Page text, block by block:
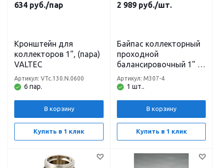
634 руб./пар
Кронштейн для
коллекторов 1", (пара)
VALTEC
6 пар.
Артикул: VTc.130.N.0600
В корзину
Купить в 1 клик
2 989 руб./шт.
Байпас коллекторный
проходной
балансировочный 1" с
перепускным клапаном
высота 210 мм TIM
1 шт..
Артикул: M307-4
В корзину
Купить в 1 клик